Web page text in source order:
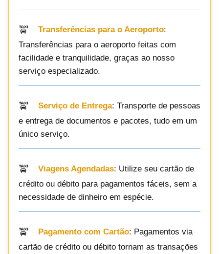
Transferências para o Aeroporto:
Transferências para o aeroporto feitas com
facilidade e tranquilidade, graças ao nosso
serviço especializado.
Serviço de Entrega: Transporte de pessoas
e entrega de documentos e pacotes, tudo em um
único serviço.
Viagens Agendadas: Utilize seu cartão de
crédito ou débito para pagamentos fáceis, sem a
necessidade de dinheiro em espécie.
Pagamento com Cartão: Pagamentos via
cartão de crédito ou débito tornam as transações